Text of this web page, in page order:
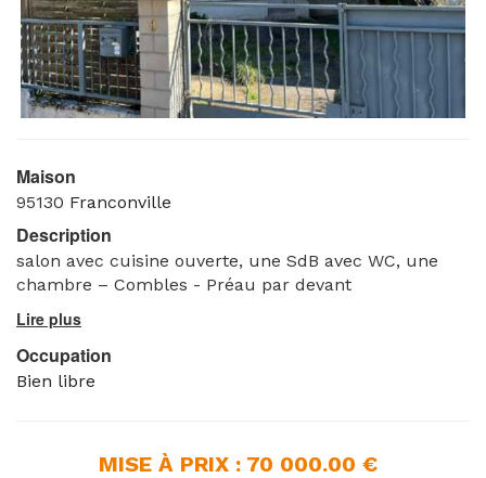
Maison
95130 Franconville
Description
salon avec cuisine ouverte, une SdB avec WC, une
chambre – Combles - Préau par devant
Occupation
Bien libre
MISE À PRIX : 70 000.00 €